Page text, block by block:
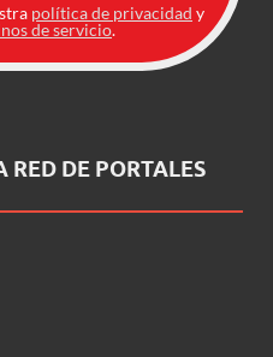
política de privacidad y
de servicio.
RED DE PORTALES